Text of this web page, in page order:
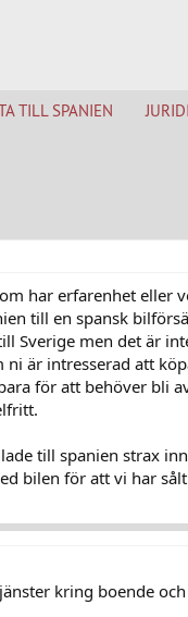
TILL SPANIEN
har erfarenhet
till en spansk
Sverige men det är
är intresserad att
för att behöver bli
till spanien strax
bilen för att vi har
kring boende